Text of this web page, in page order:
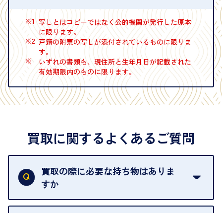
※1 写しとはコピーではなく公的機関が発行した原本
に限ります。
※2 戸籍の附票の写しが添付されているものに限りま
す。
※
いずれの書類も、現住所と生年月日が記載された
有効期限内のものに限ります。
買取に関するよくあるご質問
買取の際に必要な持ち物はありま
すか
本人確認書類をご用意ください。ご利用になれる書